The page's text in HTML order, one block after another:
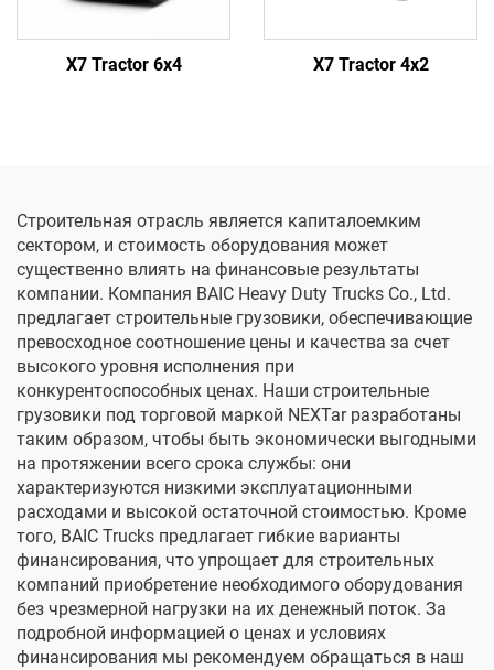
X7 Tractor 6x4 X7 Tractor 4x2
Строительная отрасль является капиталоемким
сектором, и стоимость оборудования может
существенно влиять на финансовые результаты
компании. Компания BAIC Heavy Duty Trucks Co., Ltd.
предлагает строительные грузовики, обеспечивающие
превосходное соотношение цены и качества за счет
высокого уровня исполнения при
конкурентоспособных ценах. Наши строительные
грузовики под торговой маркой NEXTar разработаны
таким образом, чтобы быть экономически выгодными
на протяжении всего срока службы: они
характеризуются низкими эксплуатационными
расходами и высокой остаточной стоимостью. Кроме
того, BAIC Trucks предлагает гибкие варианты
финансирования, что упрощает для строительных
компаний приобретение необходимого оборудования
без чрезмерной нагрузки на их денежный поток. За
подробной информацией о ценах и условиях
финансирования мы рекомендуем обращаться в наш